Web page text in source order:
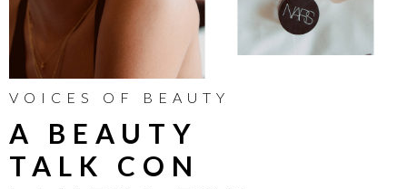
VOICES OF BEAUTY
A BEAUTY
TALK CON